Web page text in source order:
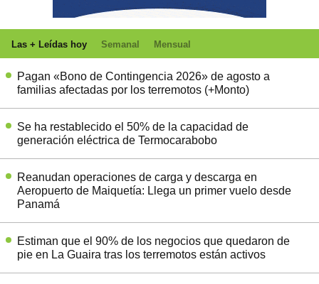
Las + Leídas hoy Semanal Mensual
Pagan «Bono de Contingencia 2026» de agosto a
familias afectadas por los terremotos (+Monto)
Se ha restablecido el 50% de la capacidad de
generación eléctrica de Termocarabobo
Reanudan operaciones de carga y descarga en
Aeropuerto de Maiquetía: Llega un primer vuelo desde
Panamá
Estiman que el 90% de los negocios que quedaron de
pie en La Guaira tras los terremotos están activos